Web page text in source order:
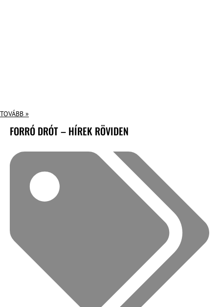
TOVÁBB »
FORRÓ DRÓT – HÍREK RÖVIDEN